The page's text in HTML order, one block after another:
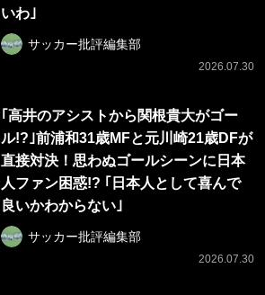
いわ｣
サッカー批評編集部
2026.07.30
｢高井のアシストから関根貴大がゴー
ル!?｣前浦和31歳MFと元川崎21歳DFが
直接対決！思わぬゴールシーンに日本
人ファン困惑!? ｢日本人として喜んで
良いかわからない｣
サッカー批評編集部
2026.07.30